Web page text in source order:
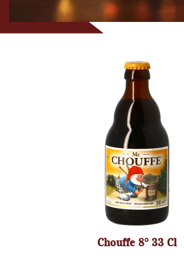
Kastel Rouge 8° 33 Cl